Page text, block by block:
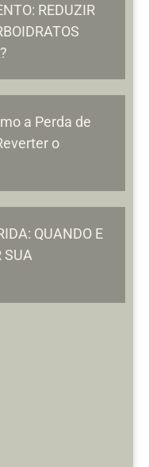
REDUZIR
a Perda de
o
QUANDO E
SUA